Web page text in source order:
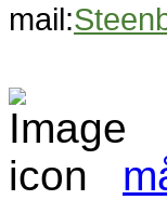
mail: